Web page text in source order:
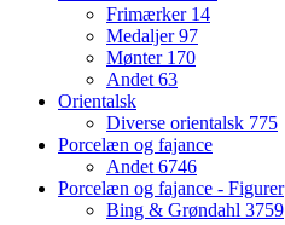
Frimærker 14
Medaljer97
Mønter 170
Andet 63
Orientalsk
Diverse orientalsk 775
Porcelæn og fajance
Andet 6746
Porcelæn og fajance - Figurer
Bing & Grøndahl 3759